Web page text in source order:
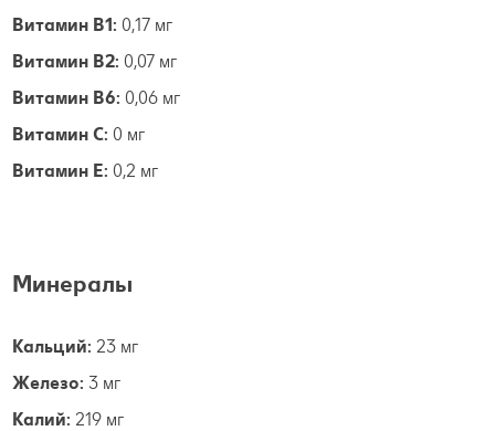
Витамин B1: 0,17 мг
Витамин B2: 0,07 мг
Витамин B6: 0,06 мг
Витамин С: 0 мг
Витамин E: 0,2 мг
Минералы
Кальций: 23 мг
Железо: 3 мг
Калий: 219 мг